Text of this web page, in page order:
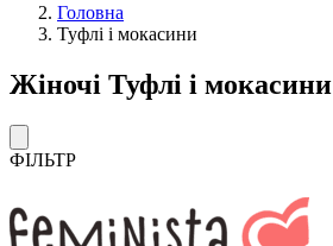
Головна
Туфлі і мокасини
Жіночі Туфлі і мокасини
ФІЛЬТР